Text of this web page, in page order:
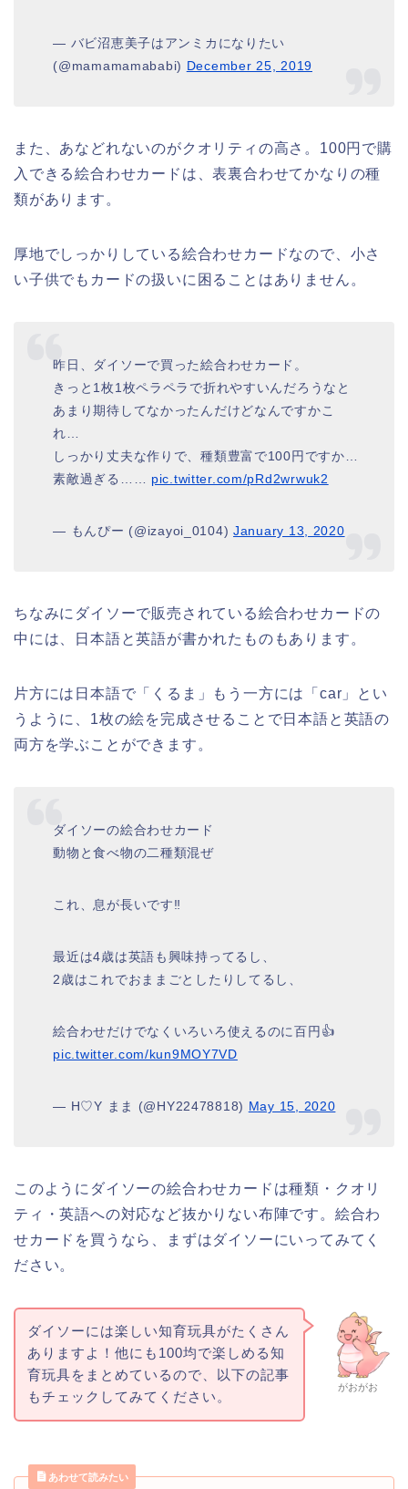
— バビ沼恵美子はアンミカになりたい
(@mamamamababi) December 25, 2019
また、あなどれないのがクオリティの高さ。100円で購
入できる絵合わせカードは、表裏合わせてかなりの種
類があります。
厚地でしっかりしている絵合わせカードなので、小さ
い子供でもカードの扱いに困ることはありません。
昨日、ダイソーで買った絵合わせカード。
きっと1枚1枚ペラペラで折れやすいんだろうなと
あまり期待してなかったんだけどなんですかこ
れ…
しっかり丈夫な作りで、種類豊富で100円ですか…
素敵過ぎる…… pic.twitter.com/pRd2wrwuk2
— もんぴー (@izayoi_0104)January 13, 2020
ちなみにダイソーで販売されている絵合わせカードの
中には、日本語と英語が書かれたものもあります。
片方には日本語で「くるま」もう一方には「car」とい
うように、1枚の絵を完成させることで日本語と英語の
両方を学ぶことができます。
ダイソーの絵合わせカード
動物と食べ物の二種類混ぜ
これ、息が長いです‼️
最近は4歳は英語も興味持ってるし、
2歳はこれでおままごとしたりしてるし、
絵合わせだけでなくいろいろ使えるのに百円👍
pic.twitter.com/kun9MOY7VD
— H♡Y まま (@HY22478818) May 15, 2020
このようにダイソーの絵合わせカードは種類・クオリ
ティ・英語への対応など抜かりない布陣です。絵合わ
せカードを買うなら、まずはダイソーにいってみてく
ださい。
がおがお
ダイソーには楽しい知育玩具がたくさん
ありますよ！他にも100均で楽しめる知
育玩具をまとめているので、以下の記事
もチェックしてみてください。
あわせて読みたい